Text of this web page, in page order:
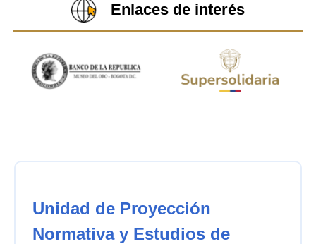
Enlaces de interés
Unidad de Proyección
Normativa y Estudios de